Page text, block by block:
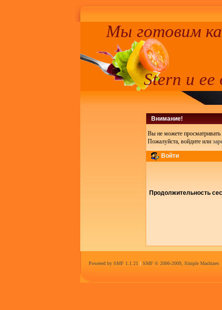
Мы готовим
Stern и ее
Внимание!
Вы не можете просматривать
Пожалуйста, войдите или
Войти
Продолжительность
Powered by SMF 1.1.21 | SMF © 2006-2009, Simple Machines